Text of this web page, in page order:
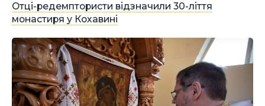
Отці-редемптористи відзначили 30-ліття
монастиря у Кохавині